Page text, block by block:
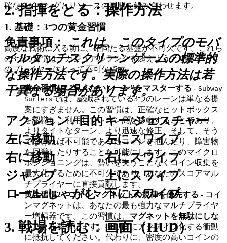
2. 指揮をとる：操作方法
免責事項： これは、このタイプのモバ
イルタッチスクリーンゲームの標準的
な操作方法です。実際の操作方法は若
干異なる場合があります。
アクション / 目的 キー/ジェスチャー
左に移動
左にスワイプ
右に移動
右にスワイプ
ジャンプ
上にスワイプ
ロール/しゃがむ 下にスワイプ
3. 戦場を読む：画面（HUD）
確なタイミングとリソースの展開を組み合わせます。
1. 基礎：3つの黄金習慣
高度な戦術に入る前に、確固たる基盤が不可欠です。これら
の3つの習慣は、カジュアルランクを超えようとするすべて
のプレイヤーにとって不可欠です。
黄金習慣1："見えないレーン"をマスターする - Subway
Surfersでは、認識されている3つのレーンは単なる提
案にすぎません。この習慣は、正確なヒットボックス
を認識し、利用してレーン間を移動することであり、
よりタイトなターン、より迅速な修正、そして、そう
でなければ不可能であったコインを掴んだり、障害物
を回避したりすることを可能にします。このマイクロ
ポジショニングは、勢いを失うことなくコイン収集を
最大化するために不可欠であり、あなたのスコアマル
チプライヤーに直接貢献します。
黄金習慣2：コインマグネットの規律を優先する - コイ
ンマグネットは、あなたの最も強力なマルチプライヤ
ー増幅器です。この習慣は、 マグネットを無駄にしな
いことを要求します。衝動的にアクティブ化する衝動
に抵抗してください。代わりに、密度の高いコインの